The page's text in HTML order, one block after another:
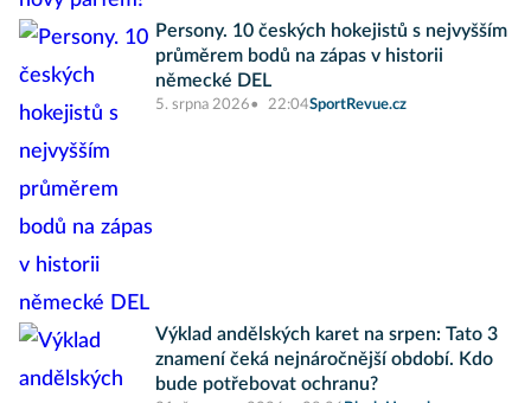
Persony. 10 českých hokejistů s nejvyšším
průměrem bodů na zápas v historii
německé DEL
5. srpna 2026 22:04SportRevue.cz
Výklad andělských karet na srpen: Tato 3
znamení čeká nejnáročnější období. Kdo
bude potřebovat ochranu?